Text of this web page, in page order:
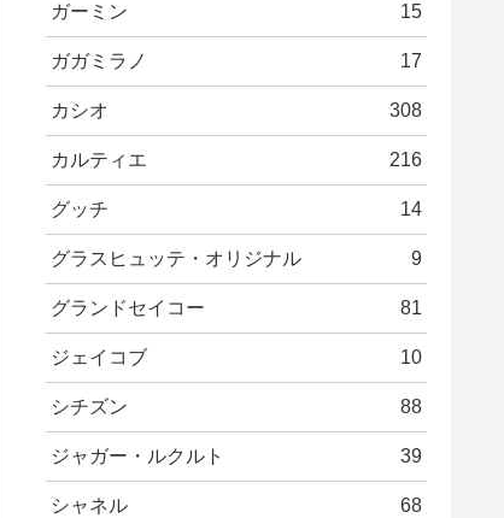
ガーミン 15
ガガミラノ 17
カシオ 308
カルティエ 216
グッチ 14
グラスヒュッテ・オリジナル 9
グランドセイコー 81
ジェイコブ 10
シチズン 88
ジャガー・ルクルト 39
シャネル 68